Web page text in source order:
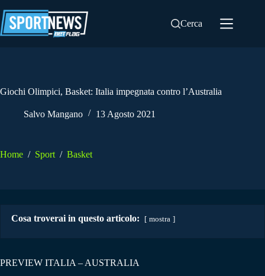
al
contenuto
Cerca
Giochi Olimpici, Basket: Italia impegnata contro l’Australia
Salvo Mangano 13 Agosto 2021
Home / Sport / Basket
Cosa troverai in questo articolo: mostra
PREVIEW ITALIA – AUSTRALIA